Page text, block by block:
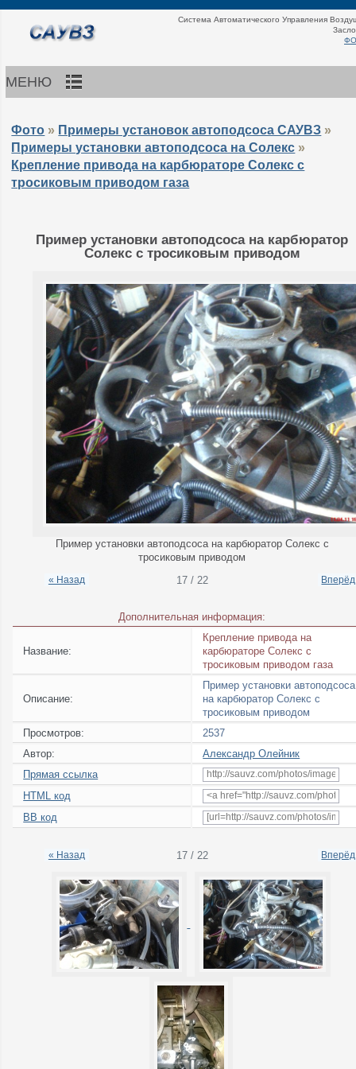
Система Автоматического Управления
МЕНЮ
Фото » Примеры установок автоподсоса САУВЗ »
Примеры установки автоподсоса на Солекс »
Крепление привода на карбюраторе Солекс с
тросиковым приводом газа
Пример установки автоподсоса на карбюратор
Солекс с тросиковым приводом
Пример установки автоподсоса на карбюратор Солекс с
тросиковым приводом
« Назад 17 / 22
Дополнительная информация:
Название:
Крепление привода на
карбюраторе Солекс с
тросиковым приводом газа
Описание:
Пример установки автоподсоса
на карбюратор Солекс с
тросиковым приводом
Просмотров:
2537
Автор:
Александр Олейник
Прямая ссылка
HTML код
BB код
« Назад 17 / 22